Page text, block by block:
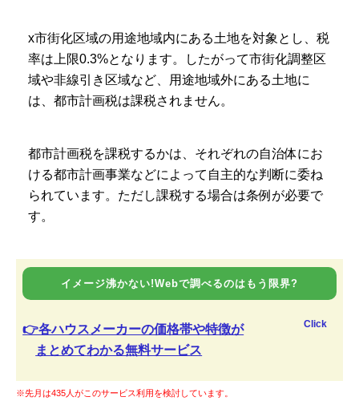
x市街化区域の用途地域内にある土地を対象とし、税
率は上限0.3%となります。したがって市街化調整区
域や非線引き区域など、用途地域外にある土地に
は、都市計画税は課税されません。
都市計画税を課税するかは、それぞれの自治体にお
ける都市計画事業などによって自主的な判断に委ね
られています。ただし課税する場合は条例が必要で
す。
イメージ沸かない!Webで調べるのはもう限界?
👉各ハウスメーカーの価格帯や特徴が
まとめてわかる無料サービス
Click
※先月は435人がこのサービス利用を検討しています。